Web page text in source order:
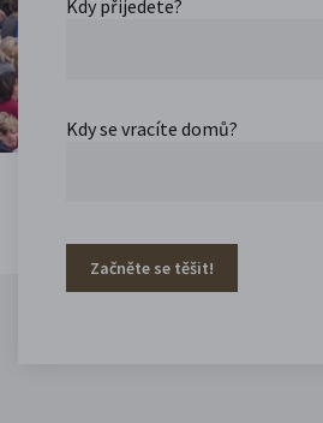
Kdy přijedete?
Kdy se vracíte domů?
Začněte se těšit!